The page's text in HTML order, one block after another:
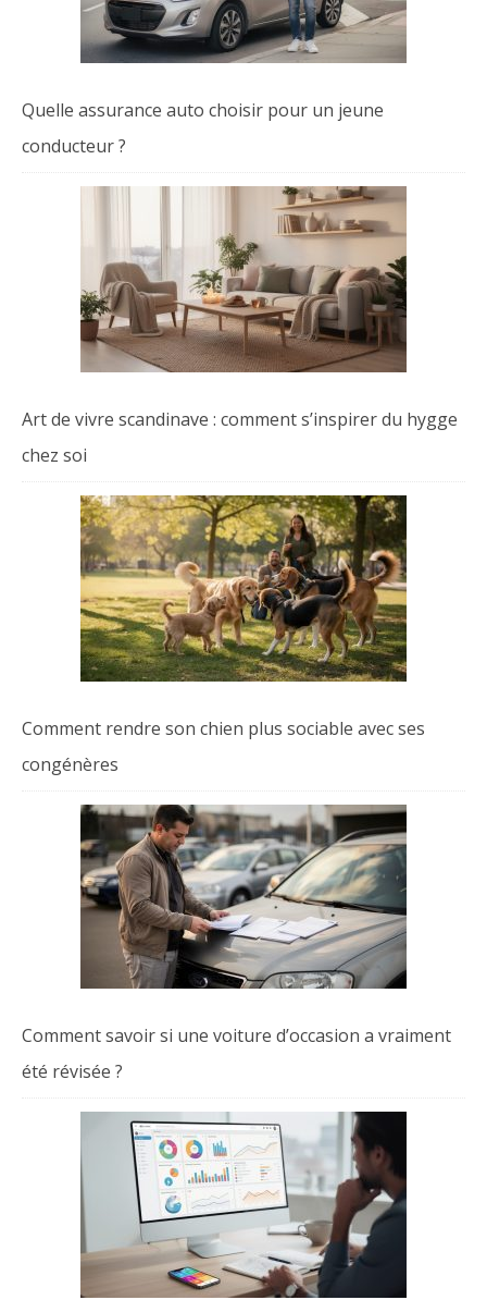
Quelle assurance auto choisir pour un jeune
conducteur ?
Art de vivre scandinave : comment s’inspirer du hygge
chez soi
Comment rendre son chien plus sociable avec ses
congénères
Comment savoir si une voiture d’occasion a vraiment
été révisée ?